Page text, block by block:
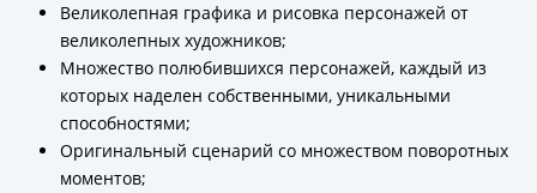
Великолепная графика и рисовка персонажей от
великолепных художников;
Множество полюбившихся персонажей, каждый из
которых наделен собственными, уникальными
способностями;
Оригинальный сценарий со множеством поворотных
моментов;